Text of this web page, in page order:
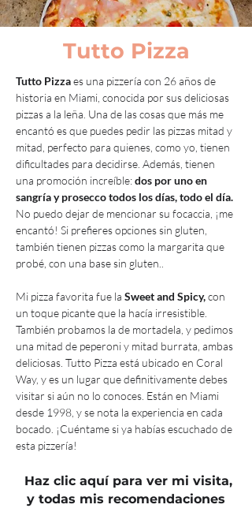
Tutto Pizza
Tutto Pizza es una pizzería con 26 años de
historia en Miami, conocida por sus deliciosas
pizzas a la leña. Una de las cosas que más me
encantó es que puedes pedir las pizzas mitad y
mitad, perfecto para quienes, como yo, tienen
dificultades para decidirse. Además, tienen
una promoción increíble: dos por uno en
sangría y prosecco todos los días, todo el día.
No puedo dejar de mencionar su focaccia, ¡me
encantó! Si prefieres opciones sin gluten,
también tienen pizzas como la margarita que
probé, con una base sin gluten..
Mi pizza favorita fue la Sweet and Spicy, con
un toque picante que la hacía irresistible.
También probamos la de mortadela, y pedimos
una mitad de peperoni y mitad burrata, ambas
deliciosas. Tutto Pizza está ubicado en Coral
Way, y es un lugar que definitivamente debes
visitar si aún no lo conoces. Están en Miami
desde 1998, y se nota la experiencia en cada
bocado. ¡Cuéntame si ya habías escuchado de
esta pizzería!
Haz clic aquí para ver mi visita,
y todas mis recomendaciones